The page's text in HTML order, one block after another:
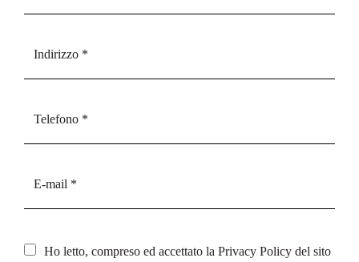
Ho letto, compreso ed accettato la Privacy Policy del sito